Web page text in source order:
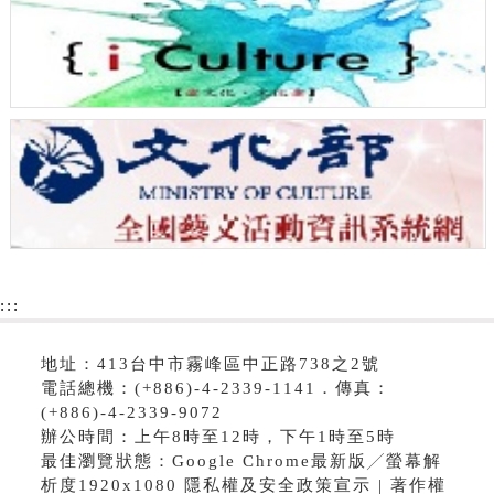
:::
地址：413台中市霧峰區中正路738之2號
電話總機：(+886)-4-2339-1141．傳真：
(+886)-4-2339-9072
辦公時間：上午8時至12時，下午1時至5時
最佳瀏覽狀態：Google Chrome最新版╱螢幕解
析度1920x1080 隱私權及安全政策宣示 | 著作權